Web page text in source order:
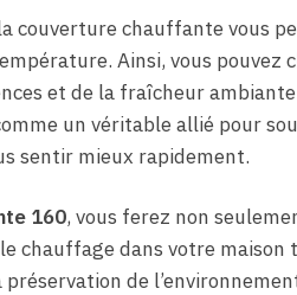
couverture chauffante vous
Ainsi, vous pouvez
et de la fraîcheur
un véritable allié pour
sentir mieux rapidement.
160, vous ferez non
chauffage dans votre
de